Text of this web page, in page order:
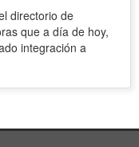
directorio de
que a día de hoy,
integración a